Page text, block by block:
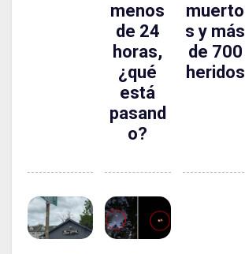
menos
de 24
horas,
¿qué
está
pasand
o?
muerto
s y más
de 700
heridos